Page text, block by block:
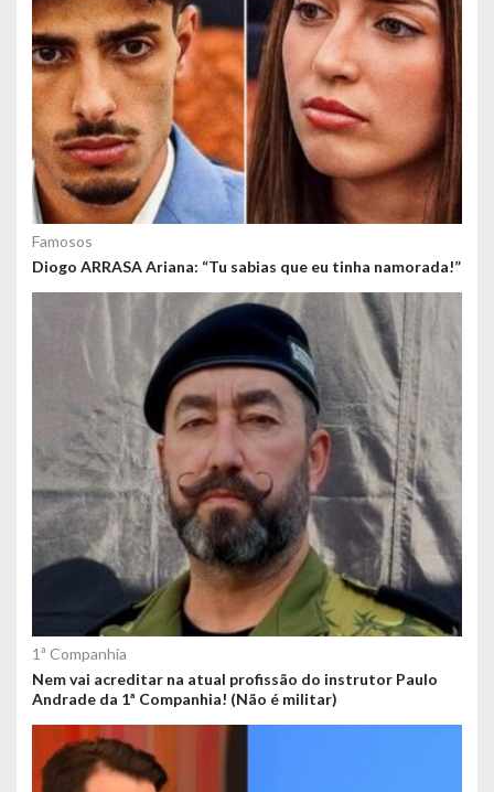
Famosos
Diogo ARRASA Ariana: “Tu sabias que eu tinha namorada!”
1ª Companhia
Nem vai acreditar na atual profissão do instrutor Paulo
Andrade da 1ª Companhia! (Não é militar)